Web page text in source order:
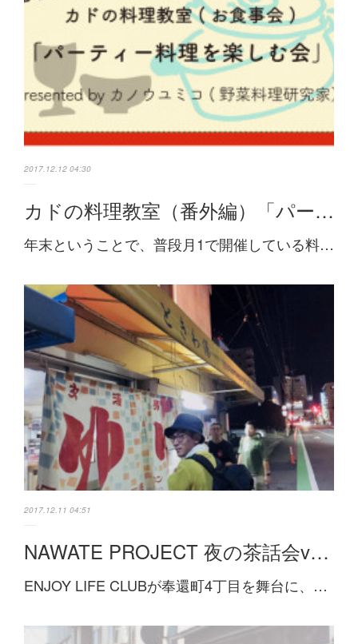
2017.12.12 04:30
カドの料理教室（番外編）「パー…
年末ということで、普段月1で開催している料…
2017.12.11 04:51
NAWATE PROJECT 夜の茶話会v…
ENJOY LIFE CLUBが奉還町4丁目を舞台に、…